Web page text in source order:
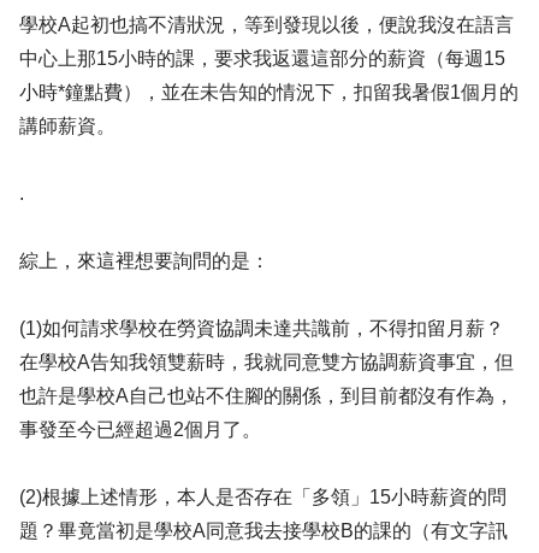
學校A起初也搞不清狀況，等到發現以後，便說我沒在語言
中心上那15小時的課，要求我返還這部分的薪資（每週15
小時*鐘點費），並在未告知的情況下，扣留我暑假1個月的
講師薪資。
.
綜上，來這裡想要詢問的是：
(1)如何請求學校在勞資協調未達共識前，不得扣留月薪？
在學校A告知我領雙薪時，我就同意雙方協調薪資事宜，但
也許是學校A自己也站不住腳的關係，到目前都沒有作為，
事發至今已經超過2個月了。
(2)根據上述情形，本人是否存在「多領」15小時薪資的問
題？畢竟當初是學校A同意我去接學校B的課的（有文字訊